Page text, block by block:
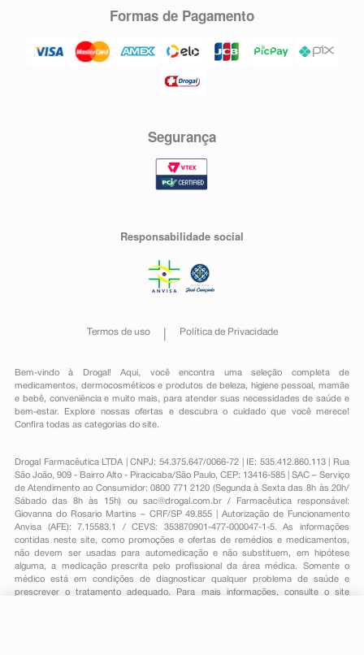
Formas de Pagamento
Segurança
Responsabilidade social
Termos de uso Política de Privacidade
Bem-vindo à Drogal! Aqui, você encontra uma seleção completa de
medicamentos , dermocosméticos e produtos de beleza, higiene pessoal ,mamãe
e bebê, conveniênciae muito mais, para atender suas necessidades de saúde e
bem-estar. Explore nossas ofertas e descubra o cuidado que você merece!
Confira todas as categorias do site.
Drogal Farmacêutica LTDA | CNPJ: 54.375.647/0066-72 | IE: 535.412.860.113 | Rua
São João, 909 - Bairro Alto - Piracicaba/São Paulo, CEP: 13416-585 | SAC – Serviço
de Atendimento ao Consumidor: 0800 771 2120 (Segunda à Sexta das 8h às 20h/
Sábado das 8h às 15h) ou sac@drogal.com.br/ Farmacêutica responsável:
Giovanna do Rosario Martins – CRF/SP 49.855 | Autorização de Funcionamento
Anvisa (AFE): 7.15583.1 / CEVS: 353870901-477-000047-1-5. As informações
contidas neste site, como promoções e ofertas de remédios e medicamentos,
não devem ser usadas para automedicação e não substituem, em hipótese
alguma, a medicação prescrita pelo profissional da área médica. Somente o
médico está em condições de diagnosticar qualquer problema de saúde e
prescrever o tratamento adequado. Para mais informações, consulte o site